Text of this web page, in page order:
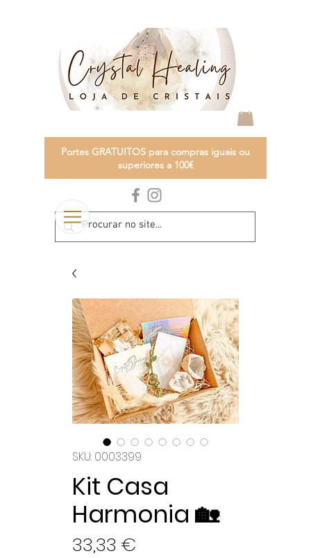
Portes GRATUITOS para compras iguais ou
superiores a 100€
SKU: 0003399
Kit Casa
Harmonia 🏡
33,33 €